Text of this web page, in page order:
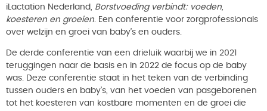
iLactation Nederland, Borstvoeding verbindt: voeden,
koesteren en groeien. Een conferentie voor zorgprofessionals
over welzijn en groei van baby’s en ouders.
De derde conferentie van een drieluik waarbij we in 2021
teruggingen naar de basis en in 2022 de focus op de baby
was. Deze conferentie staat in het teken van de verbinding
tussen ouders en baby’s, van het voeden van pasgeborenen
tot het koesteren van kostbare momenten en de groei die